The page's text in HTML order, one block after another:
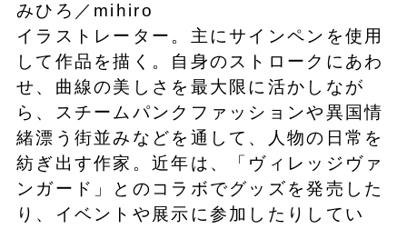
みひろ／mihiro
イラストレーター。主にサインペンを使用
して作品を描く。自身のストロークにあわ
せ、曲線の美しさを最大限に活かしなが
ら、スチームパンクファッションや異国情
緒漂う街並みなどを通して、人物の日常を
紡ぎ出す作家。近年は、「ヴィレッジヴァ
ンガード」とのコラボでグッズを発売した
り、イベントや展示に参加したりしてい